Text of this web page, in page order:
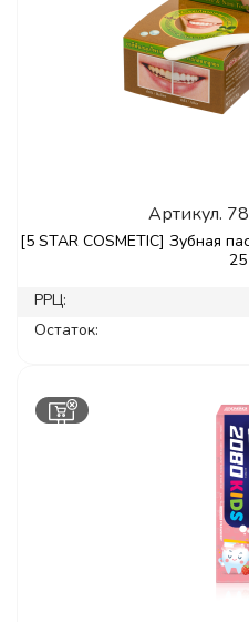
Артикул.
[5 STAR COSMETIC] Зубная
25
РРЦ:
Остаток: